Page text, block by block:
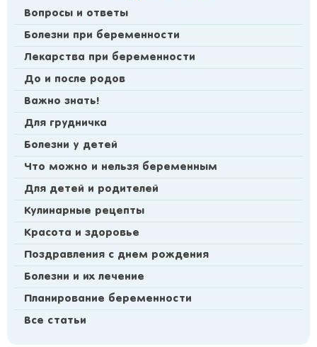
Вопросы и ответы
Болезни при беременности
Лекарства при беременности
До и после родов
Важно знать!
Для грудничка
Болезни у детей
Что можно и нельзя беременным
Для детей и родителей
Кулинарные рецепты
Красота и здоровье
Поздравления с днем рождения
Болезни и их лечение
Планирование беременности
Все статьи